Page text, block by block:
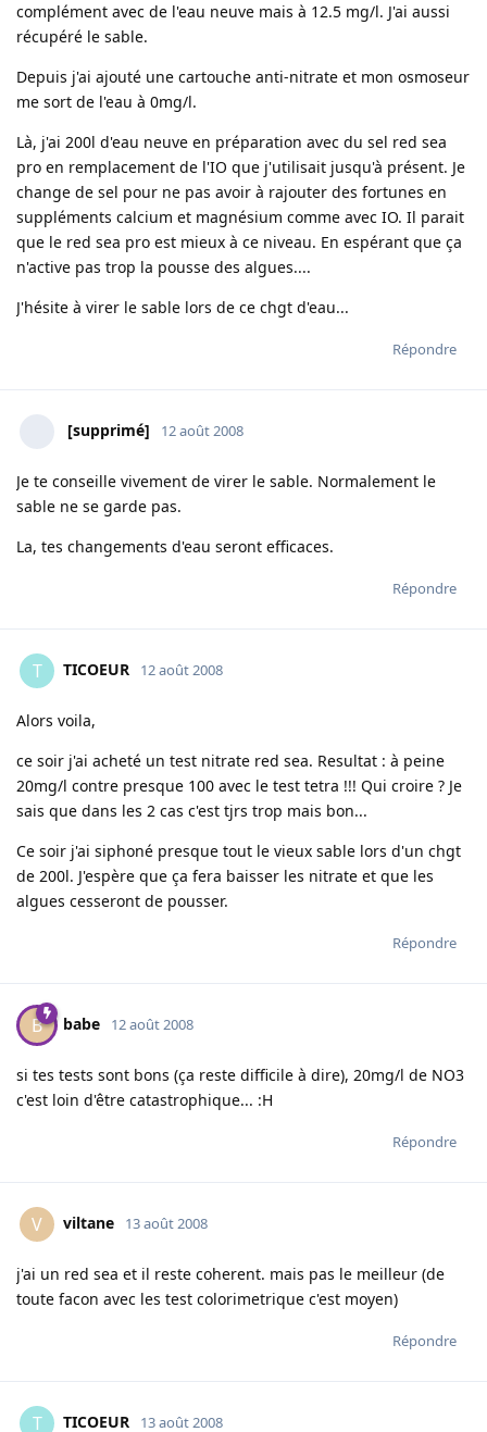
complément avec de l'eau neuve mais à 12.5 mg/l. J'ai aussi
récupéré le sable.
Depuis j'ai ajouté une cartouche anti-nitrate et mon osmoseur
me sort de l'eau à 0mg/l.
Là, j'ai 200l d'eau neuve en préparation avec du sel red sea
pro en remplacement de l'IO que j'utilisait jusqu'à présent. Je
change de sel pour ne pas avoir à rajouter des fortunes en
suppléments calcium et magnésium comme avec IO. Il parait
que le red sea pro est mieux à ce niveau. En espérant que ça
n'active pas trop la pousse des algues....
J'hésite à virer le sable lors de ce chgt d'eau...
Répondre
[supprimé] 12 août 2008
Je te conseille vivement de virer le sable. Normalement le
sable ne se garde pas.
La, tes changements d'eau seront efficaces.
Répondre
T TICOEUR 12 août 2008
Alors voila,
ce soir j'ai acheté un test nitrate red sea. Resultat : à peine
20mg/l contre presque 100 avec le test tetra !!! Qui croire ? Je
sais que dans les 2 cas c'est tjrs trop mais bon...
Ce soir j'ai siphoné presque tout le vieux sable lors d'un chgt
de 200l. J'espère que ça fera baisser les nitrate et que les
algues cesseront de pousser.
Répondre
B babe 12 août 2008
si tes tests sont bons (ça reste difficile à dire), 20mg/l de NO3
c'est loin d'être catastrophique... :H
Répondre
V viltane 13 août 2008
j'ai un red sea et il reste coherent. mais pas le meilleur (de
toute facon avec les test colorimetrique c'est moyen)
Répondre
T TICOEUR 13 août 2008